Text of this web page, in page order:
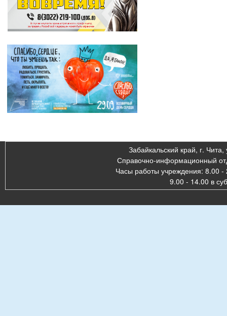
Забайкальский край, г. Чита,
Справочно-информационный
Часы работы учреждения: 8.00 -
9.00 - 14.00 в